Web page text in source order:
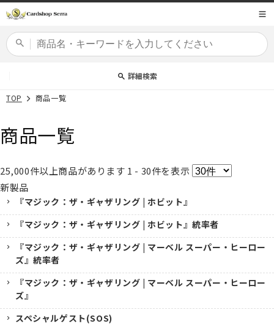
ンツに
詳細検索
商品コード
カードセット
TOP 商品一覧
商品一覧
25,000件以上商品があります 1 - 30件を表示
新製品
『マジック：ザ・ギャザリング | ホビット』
『マジック：ザ・ギャザリング | ホビット』統率者
『マジック：ザ・ギャザリング | マーベル スーパー・ヒーロー
ズ』統率者
『マジック：ザ・ギャザリング | マーベル スーパー・ヒーロー
ズ』
スペシャルゲスト(SOS)